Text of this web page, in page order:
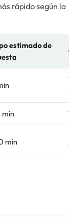
rápido según la
estimado de
min
min